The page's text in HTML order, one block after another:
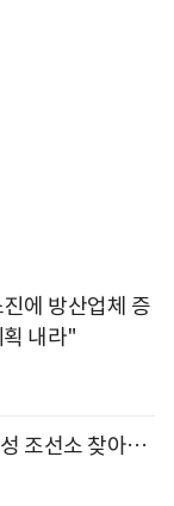
에 방산업체 증
내라"
조선소 찾아…